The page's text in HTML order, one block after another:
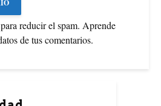
reducir el spam. Aprende
de tus comentarios.